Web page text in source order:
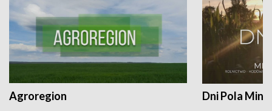
Agroregion Dni Pola